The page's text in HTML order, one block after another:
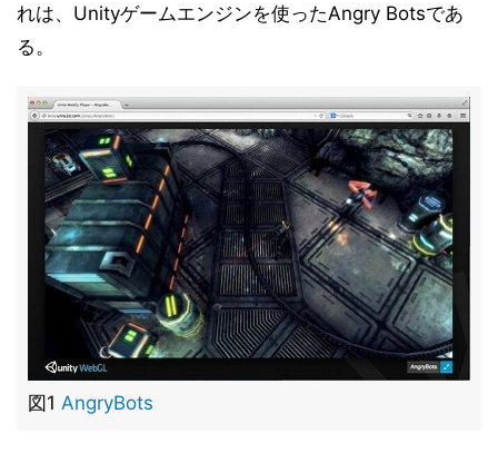
れは、Unityゲームエンジンを使ったAngry Botsであ
る。
図1 AngryBots